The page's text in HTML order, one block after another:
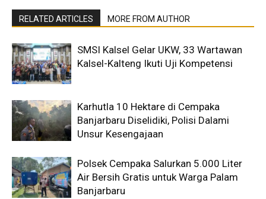
RELATED ARTICLES MORE FROM AUTHOR
SMSI Kalsel Gelar UKW, 33 Wartawan
Kalsel-Kalteng Ikuti Uji Kompetensi
Karhutla 10 Hektare di Cempaka
Banjarbaru Diselidiki, Polisi Dalami
Unsur Kesengajaan
Polsek Cempaka Salurkan 5.000 Liter
Air Bersih Gratis untuk Warga Palam
Banjarbaru